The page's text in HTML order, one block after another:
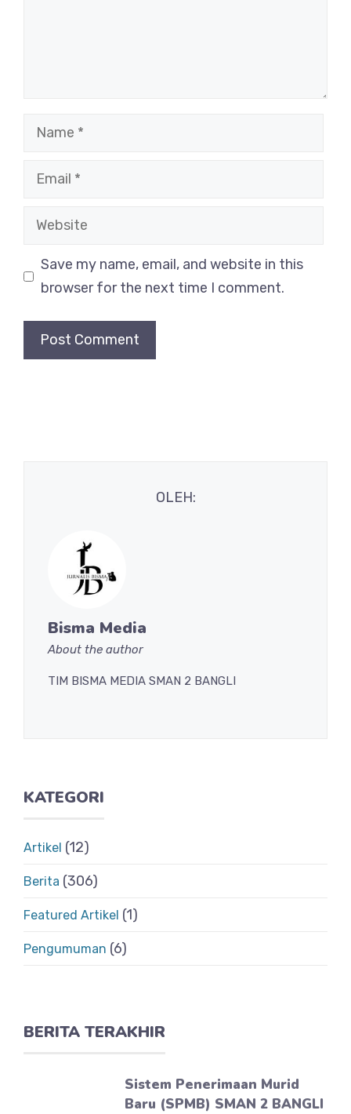
Name
Email
Website
Save my name, email, and website in this
browser for the next time I comment.
OLEH:
Bisma Media
About the author
TIM BISMA MEDIA SMAN 2 BANGLI
KATEGORI
Artikel (12)
Berita (306)
Featured Artikel (1)
Pengumuman (6)
BERITA TERAKHIR
Sistem Penerimaan Murid
Baru (SPMB) SMAN 2 BANGLI